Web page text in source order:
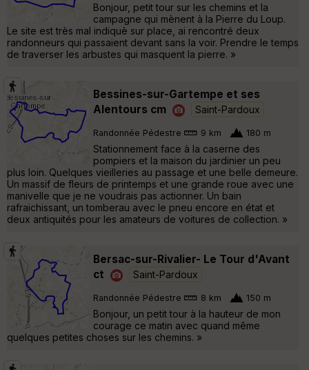
Bonjour, petit tour sur les chemins et la
campagne qui mènent à la Pierre du Loup.
Le site est très mal indiquè sur place, ai rencontré deux
randonneurs qui passaient devant sans la voir. Prendre le temps
de traverser les arbustes qui masquent la pierre. »
Bessines-sur-Gartempe et ses
Alentours cm
Saint-Pardoux
Randonnée Pédestre 9 km 180 m
Stationnement face à la caserne des
pompiers et la maison du jardinier un peu
plus loin. Quelques vieilleries au passage et une belle demeure.
Un massif de fleurs de printemps et une grande roue avec une
manivelle que je ne voudrais pas actionner. Un bain
rafraichissant, un tomberau avec le pneu encore en état et
deux antiquités pour les amateurs de voitures de collection. »
Bersac-sur-Rivalier- Le Tour d'Avant
ct
Saint-Pardoux
Randonnée Pédestre 8 km 150 m
Bonjour, un petit tour à la hauteur de mon
courage ce matin avec quand même
quelques petites choses sur les chemins. »